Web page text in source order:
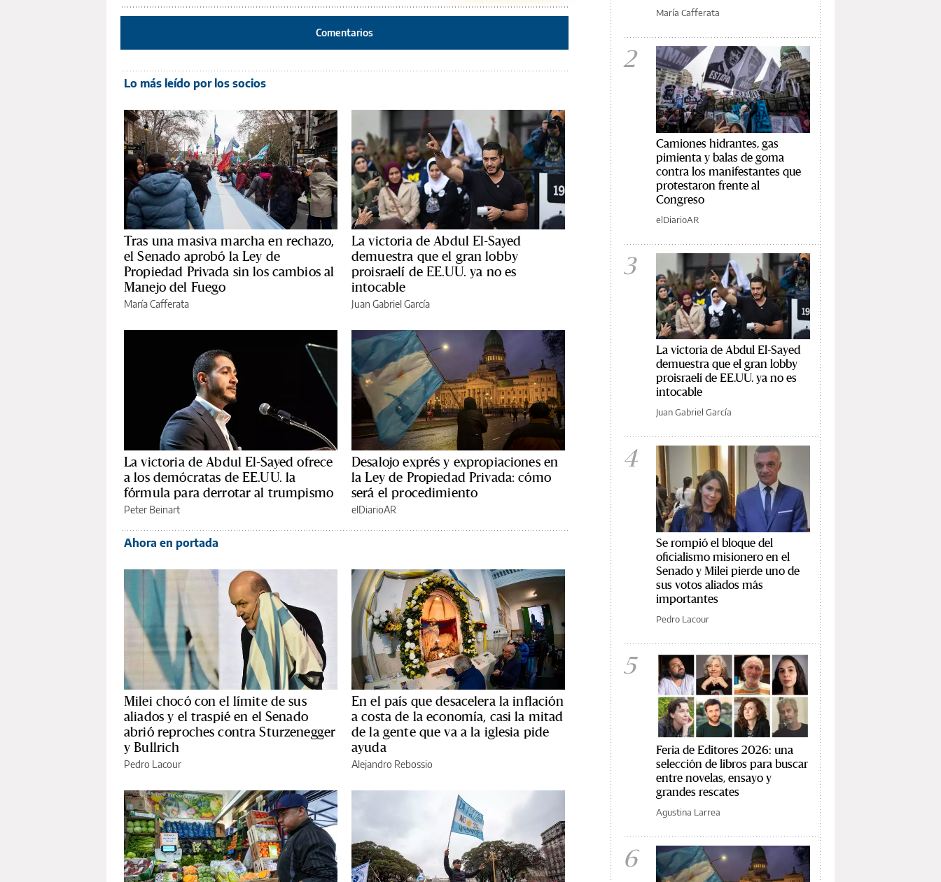
Comentarios
Lo más leído por los socios
Tras una masiva marcha en rechazo,
el Senado aprobó la Ley de
Propiedad Privada sin los cambios al
Manejo del Fuego
María Cafferata
La victoria de Abdul El-Sayed
demuestra que el gran lobby
proisraelí de EE.UU. ya no es
intocable
Juan Gabriel García
La victoria de Abdul El-Sayed ofrece
a los demócratas de EE.UU. la
fórmula para derrotar al trumpismo
Peter Beinart
Desalojo exprés y expropiaciones en
la Ley de Propiedad Privada: cómo
será el procedimiento
elDiarioAR
Ahora en portada
Milei chocó con el límite de sus
aliados y el traspié en el Senado
abrió reproches contra Sturzenegger
y Bullrich
Pedro Lacour
En el país que desacelera la inflación
a costa de la economía, casi la mitad
de la gente que va a la iglesia pide
ayuda
Alejandro Rebossio
María Cafferata
2
Camiones hidrantes, gas
pimienta y balas de goma
contra los manifestantes que
protestaron frente al
Congreso
elDiarioAR
3
La victoria de Abdul El-Sayed
demuestra que el gran lobby
proisraelí de EE.UU. ya no es
intocable
Juan Gabriel García
4
Se rompió el bloque del
oficialismo misionero en el
Senado y Milei pierde uno de
sus votos aliados más
importantes
Pedro Lacour
5
Feria de Editores 2026: una
selección de libros para buscar
entre novelas, ensayo y
grandes rescates
Agustina Larrea
6